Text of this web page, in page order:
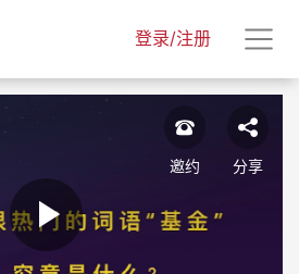
登录/注册
Play
邀约 分享